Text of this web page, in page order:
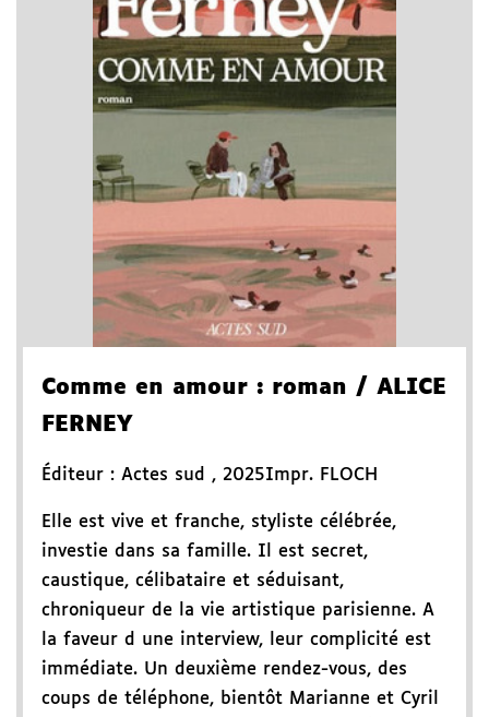
Comme en amour : roman / ALICE
FERNEY
Éditeur : Actes sud , 2025Impr. FLOCH
Elle est vive et franche, styliste célébrée,
investie dans sa famille. Il est secret,
caustique, célibataire et séduisant,
chroniqueur de la vie artistique parisienne. A
la faveur d une interview, leur complicité est
immédiate. Un deuxième rendez-vous, des
coups de téléphone, bientôt Marianne et Cyril